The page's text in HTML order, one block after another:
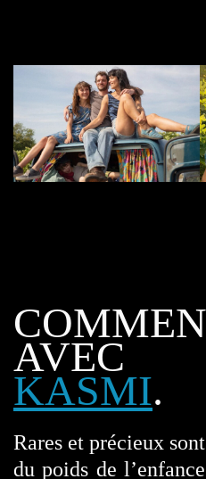
KASMI.
Rares et précieux
du poids de